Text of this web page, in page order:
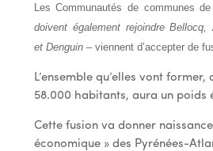
Les Communautés de communes
doivent également rejoindre Bellocq,
et Denguin– viennent d’accepter de
L’ensemble qu’elles vont
58.000 habitants, aura un poids
Cette fusion va donner
économique » des Pyrénées-